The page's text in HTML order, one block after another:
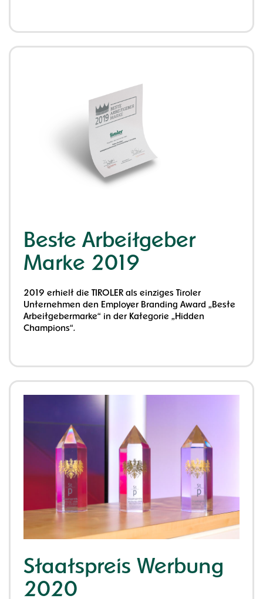
Beste Arbeitgeber
Marke 2019
2019 erhielt die TIROLER als einziges Tiroler
Unternehmen den Employer Branding Award „Beste
Arbeitgebermarke“ in der Kategorie „Hidden
Champions“.
Staatspreis Werbung
2020